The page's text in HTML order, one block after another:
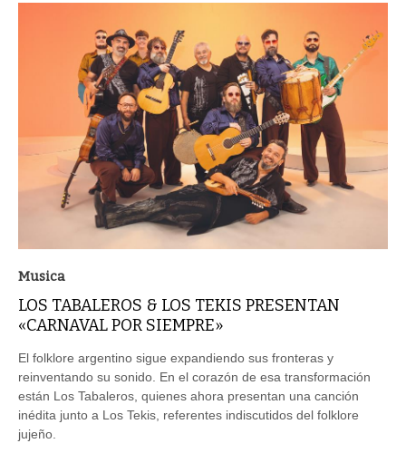
Musica
LOS TABALEROS & LOS TEKIS PRESENTAN
«CARNAVAL POR SIEMPRE»
El folklore argentino sigue expandiendo sus fronteras y
reinventando su sonido. En el corazón de esa transformación
están Los Tabaleros, quienes ahora presentan una canción
inédita junto a Los Tekis, referentes indiscutidos del folklore
jujeño.